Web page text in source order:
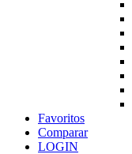
Favoritos
Comparar
LOGIN